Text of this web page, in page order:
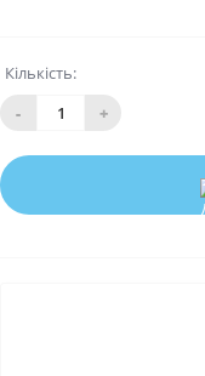
Кількість:
-
+